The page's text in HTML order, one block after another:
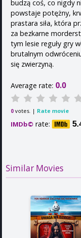
budzą coś, co nigdy
powstaje potężny,
prastara siła, która
za bezkarne
tym lesie reguły gry
brutalnym
się zwierzyną.
Average rate: 0.0
0 votes. | Rate movie
IMDb© rate:
Similar Movies